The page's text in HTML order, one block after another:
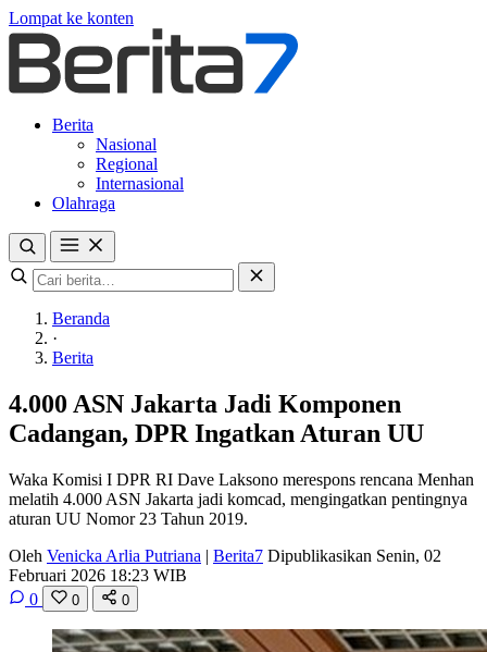
Lompat ke konten
Berita
Nasional
Regional
Internasional
Olahraga
Beranda
·
Berita
4.000 ASN Jakarta Jadi Komponen
Cadangan, DPR Ingatkan Aturan UU
Waka Komisi I DPR RI Dave Laksono merespons rencana Menhan
melatih 4.000 ASN Jakarta jadi komcad, mengingatkan pentingnya
aturan UU Nomor 23 Tahun 2019.
Oleh Venicka Arlia Putriana | Berita7 Dipublikasikan Senin, 02
Februari 2026 18:23 WIB
0
0 0